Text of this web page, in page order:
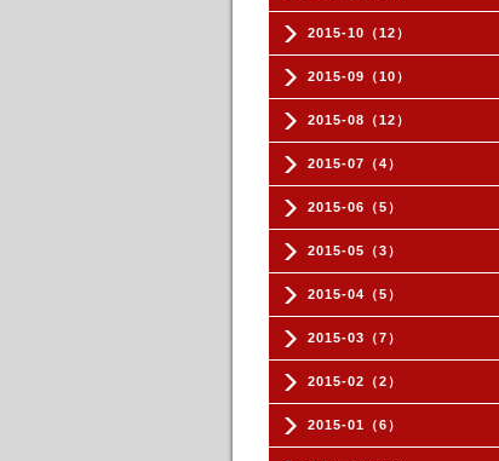
2015-10（12）
2015-09（10）
2015-08（12）
2015-07（4）
2015-06（5）
2015-05（3）
2015-04（5）
2015-03（7）
2015-02（2）
2015-01（6）